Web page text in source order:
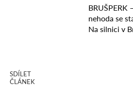
SDÍLET
ČLÁNEK